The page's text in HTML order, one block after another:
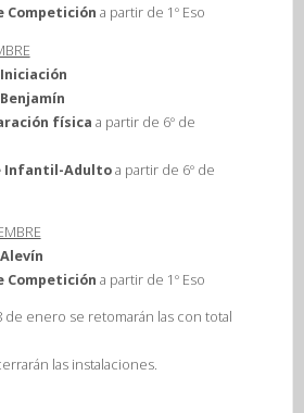
Competición a partir de 1º Eso
Iniciación
Benjamín
física a partir de 6º de
Infantil-Adultoa partir de 6º de
Alevín
Competición a partir de 1º Eso
de enero se retomarán las con total
las instalaciones.